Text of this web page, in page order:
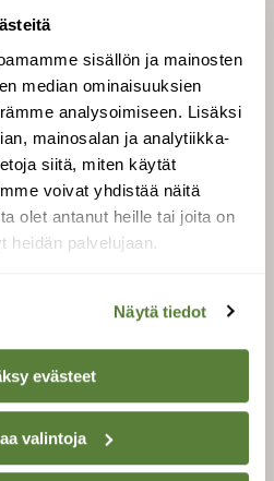
sisällön ja mainosten
median ominaisuuksien
analysoimiseen. Lisäksi
mainosalan ja analytiikka-
siitä, miten käytät
voivat yhdistää näitä
olet antanut heille tai joita on
heidän palvelujaan.
Näytä tiedot
evästeet
valintoja
Tilaa digilukuoikeus
Äänestä parasta juttua
Tilaa uutiskirje
SUOMEN LUONNON­
SUOJELU­LIITTO
Suomen Luonto -lehden
luonnonsuojelu­liitto.